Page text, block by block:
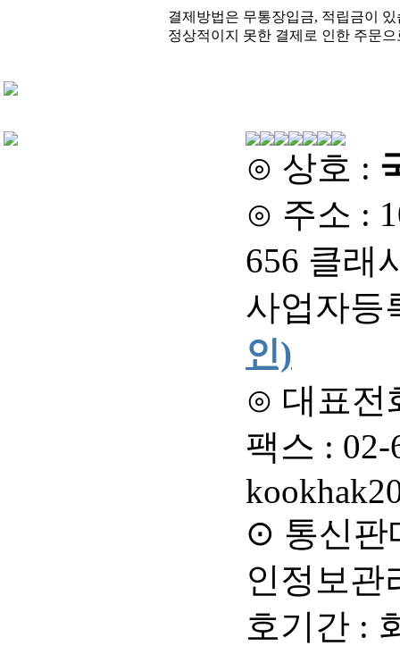
결제방법은 무통장입금, 적립금이 있
정상적이지 못한 결제로 인한 주문
⊙ 상호 :
사업자등
인)
호기간 :